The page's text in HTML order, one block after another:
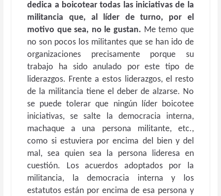
dedica a boicotear todas las iniciativas de la
militancia que, al líder de turno, por el
motivo que sea, no le gustan. Me temo que
no son pocos los militantes que se han ido de
organizaciones precisamente porque su
trabajo ha sido anulado por este tipo de
liderazgos. Frente a estos liderazgos, el resto
de la militancia tiene el deber de alzarse. No
se puede tolerar que ningún líder boicotee
iniciativas, se salte la democracia interna,
machaque a una persona militante, etc.,
como si estuviera por encima del bien y del
mal, sea quien sea la persona lideresa en
cuestión. Los acuerdos adoptados por la
militancia, la democracia interna y los
estatutos están por encima de esa persona y